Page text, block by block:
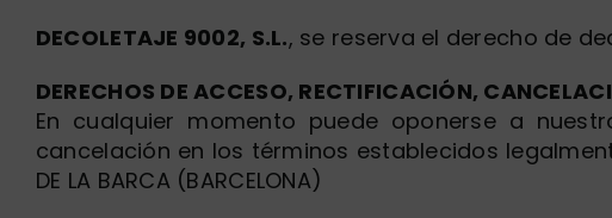
DECOLETAJE 9002, S.L., se reserva el derecho de
DERECHOS DE ACCESO, RECTIFICACIÓN,
En cualquier momento puede oponerse a
cancelación en los términos establecidos
DE LA BARCA (BARCELONA)